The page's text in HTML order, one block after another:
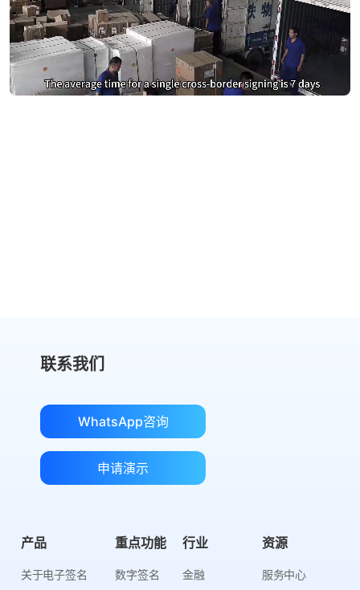
联系我们
WhatsApp咨询
申请演示
产品
关于电子签名
重点功能
数字签名
行业
金融
资源
服务中心